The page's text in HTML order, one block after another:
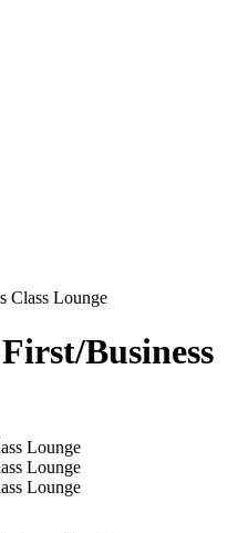
Class Lounge
Business